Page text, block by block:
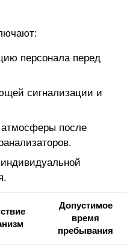
персонала перед
сигнализации и
атмосферы после
Допустимое
время
пребывания